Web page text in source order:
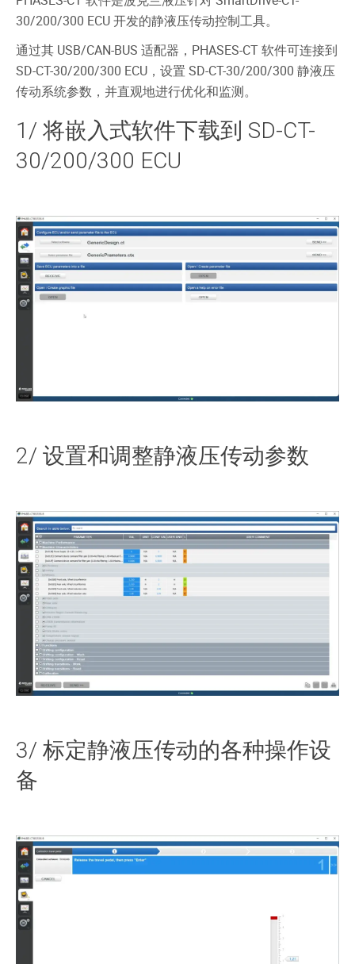
30/200/300 ECU 开发的静液压传动控制工具。
通过其 USB/CAN-BUS 适配器，PHASES-CT 软件可连接到
SD-CT-30/200/300 ECU，设置 SD-CT-30/200/300 静液压
传动系统参数，并直观地进行优化和监测。
1/ 将嵌入式软件下载到 SD-CT-
30/200/300 ECU
2/ 设置和调整静液压传动参数
3/ 标定静液压传动的各种操作设
备